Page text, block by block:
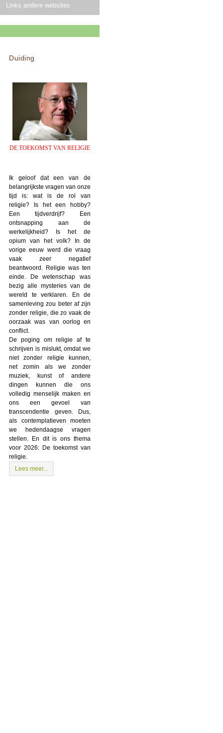
Links andere websites
Duiding
DE TOEKOMST VAN RELIGIE
Ik geloof dat een van de
belangrijkste vragen van onze
tijd is: wat is de rol van
religie? Is het een hobby?
Een tijdverdrijf? Een
ontsnapping aan de
werkelijkheid? Is het de
opium van het volk? In de
vorige eeuw werd die vraag
vaak zeer negatief
beantwoord. Religie was ten
einde. De wetenschap was
bezig alle mysteries van de
wereld te verklaren. En de
samenleving zou beter af zijn
zonder religie, die zo vaak de
oorzaak was van oorlog en
conflict.
De poging om religie af te
schrijven is mislukt, omdat we
niet zonder religie kunnen,
net zomin als we zonder
muziek, kunst of andere
dingen kunnen die ons
volledig menselijk maken en
ons een gevoel van
transcendentie geven. Dus,
als contemplatieven moeten
we hedendaagse vragen
stellen. En dit is ons thema
voor 2026: De toekomst van
religie.
Lees meer...